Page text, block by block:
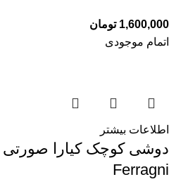
1,600,000 تومان
اتمام موجودی
اطلاعات بیشتر
Ferragni